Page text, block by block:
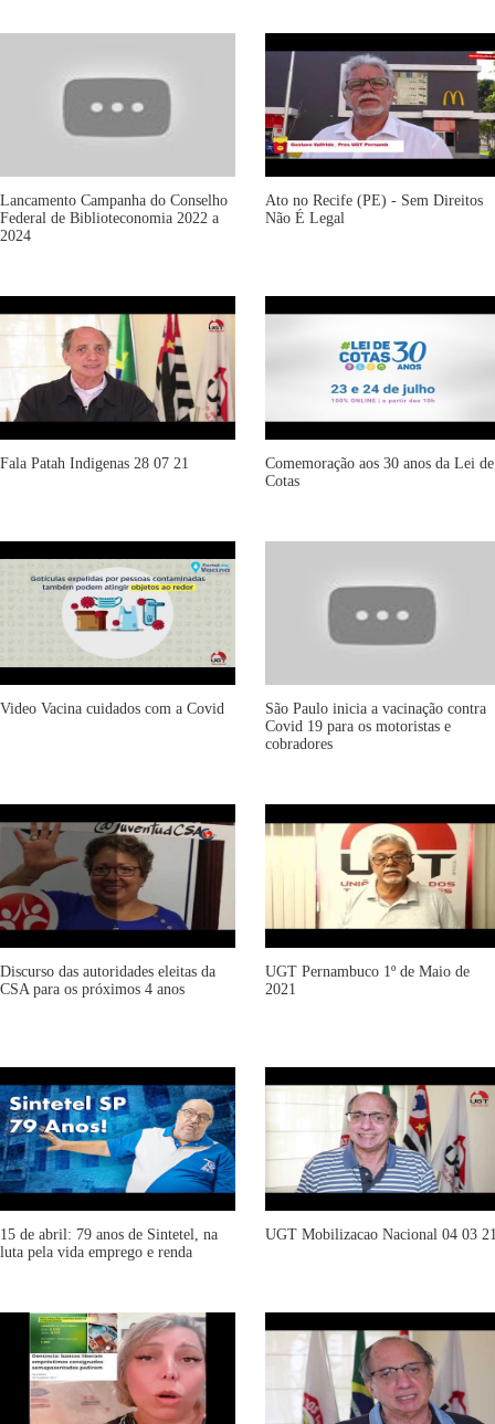
Lancamento Campanha do Conselho
Federal de Biblioteconomia 2022 a
2024
Ato no Recife (PE) - Sem Direitos
Não É Legal
Fala Patah Indigenas 28 07 21
Comemoração aos 30 anos da Lei de
Cotas
Video Vacina cuidados com a Covid
São Paulo inicia a vacinação contra
Covid 19 para os motoristas e
cobradores
Discurso das autoridades eleitas da
CSA para os próximos 4 anos
UGT Pernambuco 1º de Maio de
2021
15 de abril: 79 anos de Sintetel, na
luta pela vida emprego e renda
UGT Mobilizacao Nacional 04 03